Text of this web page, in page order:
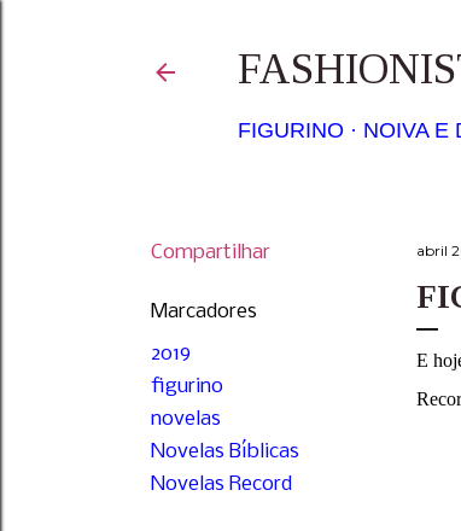
FIGURINO NOIVA E
Compartilhar
Marcadores
2019
figurino
novelas
Novelas Bíblicas
Novelas Record
abril
E